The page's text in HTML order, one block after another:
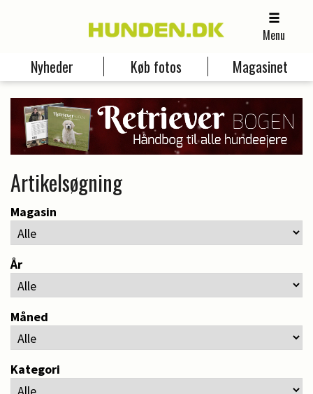
Menu
Nyheder Køb fotos Magasinet
Artikelsøgning
Magasin
År
Måned
Kategori